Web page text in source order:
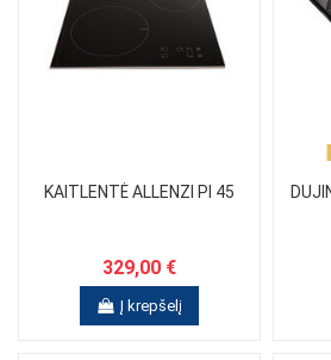
KAITLENTĖ ALLENZI PI 45
329,00 €
Į krepšelį